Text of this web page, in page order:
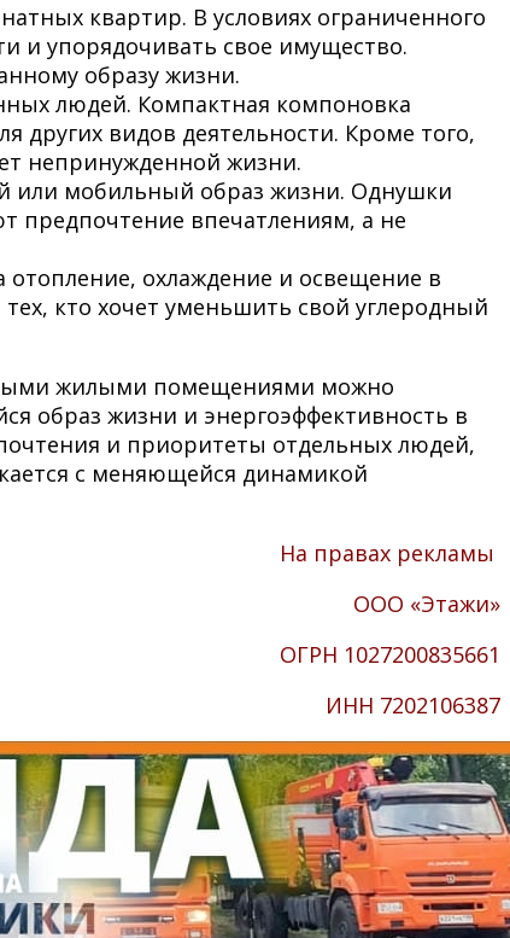
квартир. В условиях ограниченного
и упорядочивать свое имущество.
образу жизни.
людей. Компактная компоновка
других видов деятельности. Кроме того,
непринужденной жизни.
или мобильный образ жизни. Однушки
предпочтение впечатлениям, а не
охлаждение и освещение в
кто хочет уменьшить свой углеродный
жилыми помещениями можно
образ жизни и энергоэффективность в
и приоритеты отдельных людей,
с меняющейся динамикой
На правах рекламы
ООО «Этажи»
ОГРН 1027200835661
ИНН 7202106387